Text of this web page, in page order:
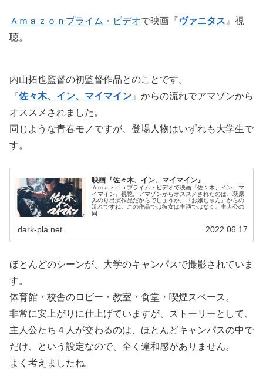
Ａｍａｚｏｎプライム・ビデオで映画『ヴァニタス 』視
聴。
内山拓也監督の初監督作品とのことです。
『佐々木、イン、マイマイン 』からの流れでアマゾンから
オススメされました。
同じような青春モノですが、登場人物はいずれも大学生で
す。
映画『佐々木、イン、マイマイン』
Ａｍａｚｏｎプライム・ビデオで映画『佐々木、イン、マ
イマイン』視聴。アマゾンからオススメされたのは、萩原
みのり出演作品だからでしょうか。『お嬢ちゃん』からの
流れですね。この作品では彼女は主演ではなく、主人公の
同...
dark-pla.net 2022.06.17
ほとんどのシーンが、大学のキャンパスで撮影されていま
す。
体育館・校舎のロビー・教室・食堂・喫煙スペース。
非常に安上がりに仕上げていますが、ストーリーとして、
主人公たち４人が交わるのは、ほとんどキャンパスの中で
だけ、という設定なので、全く違和感がありません。
よく考えましたね。